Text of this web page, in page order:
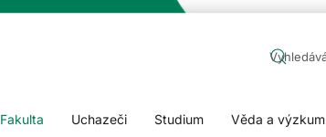
Fakulta Uchazeči Studium Věda a výzkum